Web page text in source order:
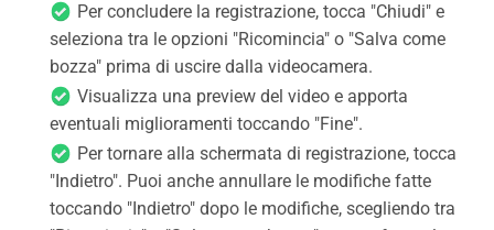
Per concludere la registrazione, tocca "Chiudi" e
seleziona tra le opzioni "Ricomincia" o "Salva come
bozza" prima di uscire dalla videocamera.
Visualizza una preview del video e apporta
eventuali miglioramenti toccando "Fine".
Per tornare alla schermata di registrazione, tocca
"Indietro". Puoi anche annullare le modifiche fatte
toccando "Indietro" dopo le modifiche, scegliendo tra